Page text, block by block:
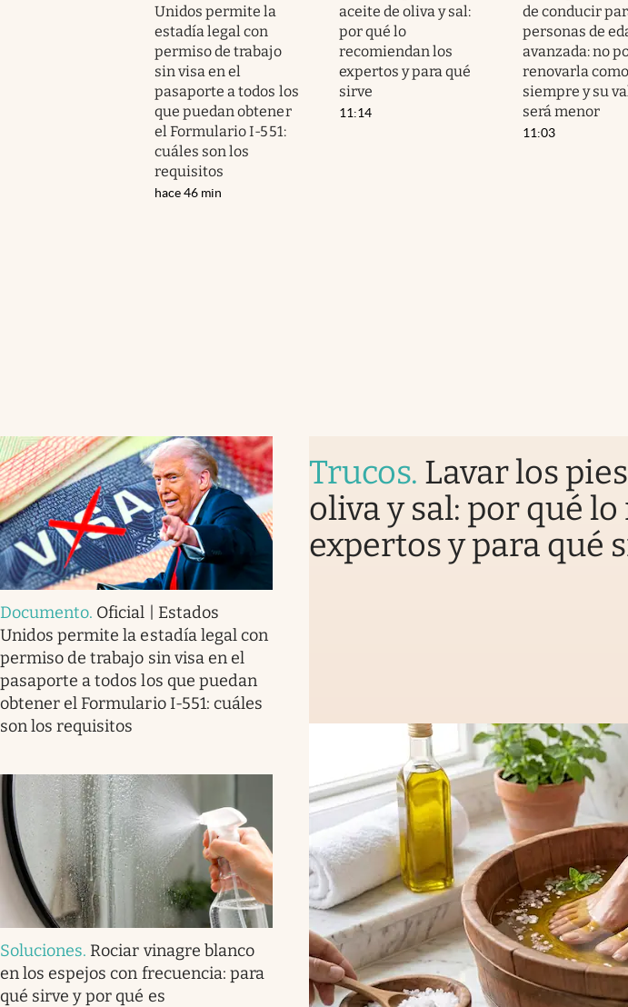
Unidos permite la
estadía legal con
permiso de trabajo
sin visa en el
pasaporte a todos los
que puedan obtener
el Formulario I-551:
cuáles son los
requisitos
hace 46 min
aceite de oliva y sal:
por qué lo
recomiendan los
expertos y para qué
sirve
11:14
de conducir
personas de
avanzada: no
renovarla como
siempre y su
será menor
11:03
Documento. Oficial | Estados
Unidos permite la estadía legal con
permiso de trabajo sin visa en el
pasaporte a todos los que puedan
obtener el Formulario I-551: cuáles
son los requisitos
Trucos. Lavar los
oliva y sal: por qué
expertos y para qué
Soluciones. Rociar vinagre blanco
en los espejos con frecuencia: para
qué sirve y por qué es